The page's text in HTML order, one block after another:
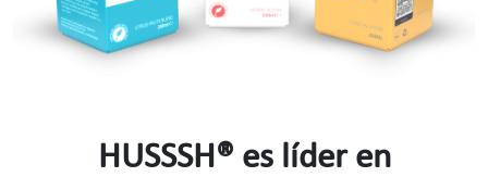
HUSSSH® es líder en